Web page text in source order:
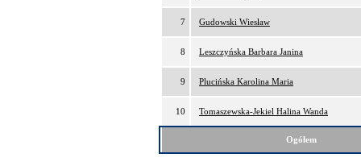
7 Gudowski Wiesław
8 Leszczyńska Barbara Janina
9 Plucińska Karolina Maria
10 Tomaszewska-Jekiel Halina Wanda
Ogółem